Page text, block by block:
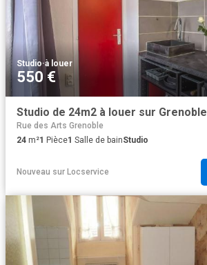
Studio·à louer
550 €
Studio de 24m2 à louer sur Grenoble
Rue des Arts Grenoble
24 m²1 Pièce1 Salle de bainStudio
Nouveau sur Locservice